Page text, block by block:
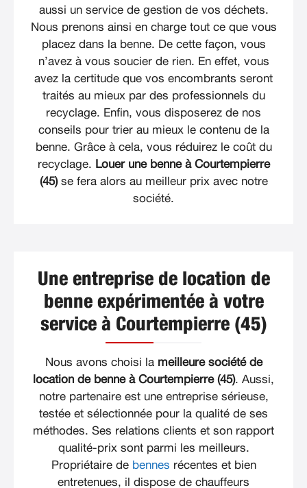
aussi un service de gestion de vos déchets.
Nous prenons ainsi en charge tout ce que vous
placez dans la benne. De cette façon, vous
n’avez à vous soucier de rien. En effet, vous
avez la certitude que vos encombrants seront
traités au mieux par des professionnels du
recyclage. Enfin, vous disposerez de nos
conseils pour trier au mieux le contenu de la
benne. Grâce à cela, vous réduirez le coût du
recyclage. Louer une benne à Courtempierre
(45)se fera alors au meilleur prix avec notre
société.
Une entreprise de location de
benne expérimentée à votre
service à Courtempierre (45)
Nous avons choisi la meilleure société de
location de benne à Courtempierre (45). Aussi,
notre partenaire est une entreprise sérieuse,
testée et sélectionnée pour la qualité de ses
méthodes. Ses relations clients et son rapport
qualité-prix sont parmi les meilleurs.
Propriétaire de bennes récentes et bien
entretenues, il dispose de chauffeurs